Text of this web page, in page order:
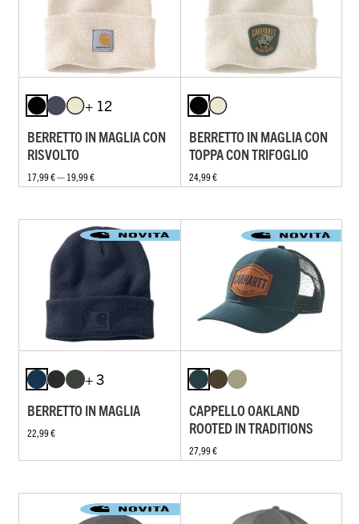
+ 12
BERRETTO IN MAGLIA CON
RISVOLTO
17,99 € — 19,99 €
BERRETTO IN MAGLIA CON
TOPPA CON TRIFOGLIO
24,99 €
+ 3
BERRETTO IN MAGLIA
22,99 €
CAPPELLO OAKLAND
ROOTED IN TRADITIONS
27,99 €